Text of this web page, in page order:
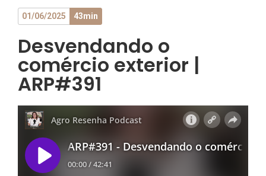
01/06/2025 43min
Desvendando o
comércio exterior |
ARP#391